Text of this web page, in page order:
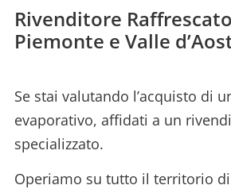
Rivenditore
Piemonte e Valle
Se stai valutando l’acquisto di
evaporativo, affidati a un
specializzato.
Operiamo su tutto il territorio